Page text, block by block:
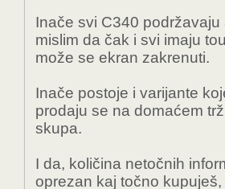
uzeti jer sam se htio
nabavljanja olovke -
sa olovkom - tu
sam cak bio u Lenovo
razocaralo me da
problem.
stranicama
Inače svi C340
mislim da čak i svi imaju
može se ekran zakrenuti.
Inače postoje i varijante
prodaju se na domaćem
skupa.
I da, količina netočnih
oprezan kaj točno